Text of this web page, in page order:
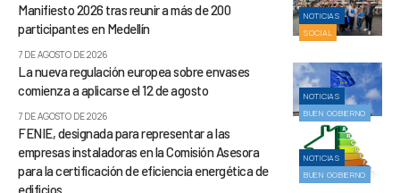
NOTICIAS
SOCIAL
Manifiesto 2026 tras reunir a más de 200
participantes en Medellín
7 DE AGOSTO DE 2026
NOTICIAS
BUEN GOBIERNO
La nueva regulación europea sobre envases
comienza a aplicarse el 12 de agosto
7 DE AGOSTO DE 2026
NOTICIAS
BUEN GOBIERNO
FENIE, designada para representar a las
empresas instaladoras en la Comisión Asesora
para la certificación de eficiencia energética de
edificios